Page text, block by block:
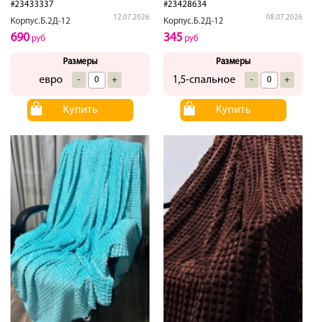
#23433337
Корпус.Б.2Д-12
12.07.2026
690руб
Размеры
евро - +
Купить
#23428634
Корпус.Б.2Д-12
08.07.2026
345 руб
Размеры
1,5-спальное - +
Купить